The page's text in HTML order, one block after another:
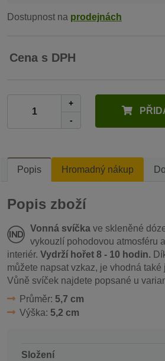
Dostupnost na prodejnách
Cena s DPH
+
-
Popis Hromadný nákup
Popis zboží
Vonná svíčka ve skleněné
vykouzlí pohodovou atmosféru
interiér. Vydrží hořet 8 - 10 hodin.
můžete napsat vzkaz, je vhodná také
Vůně svíček najdete popsané u
Průměr: 5,7 cm
Výška: 5,2 cm
Složení